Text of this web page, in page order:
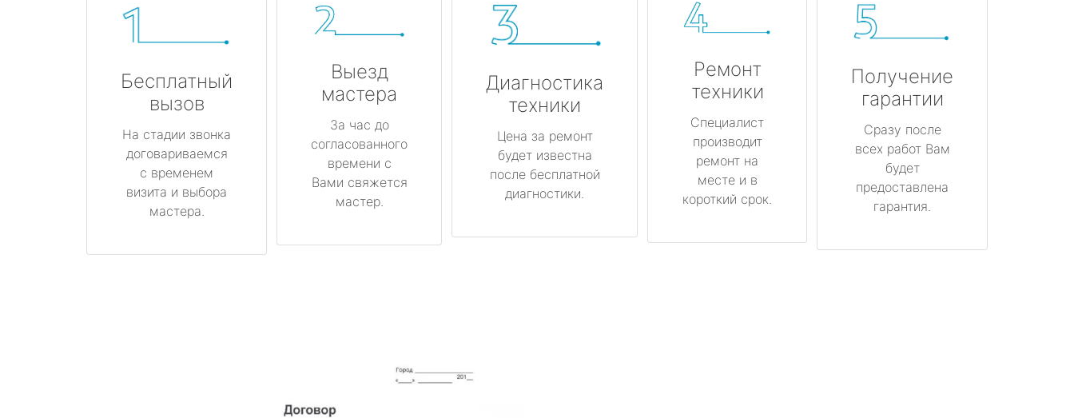
Бесплатный
вызов
На стадии звонка
договариваемся
с временем
визита и выбора
мастера.
Выезд
мастера
За час до
согласованного
времени с
Вами свяжется
мастер.
Диагностика
техники
Цена за ремонт
будет известна
после бесплатной
диагностики.
Ремонт
техники
Специалист
производит
ремонт на
месте и в
короткий срок.
Получение
гарантии
Сразу после
всех работ Вам
будет
предоставлена
гарантия.